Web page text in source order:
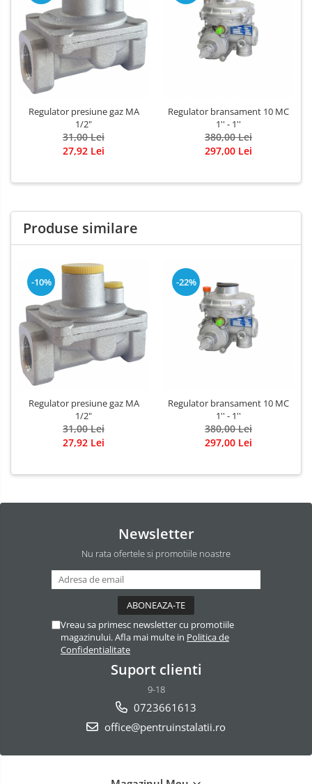
Regulator presiune gaz MA
1/2"
31,00 Lei
27,92 Lei
Regulator bransament 10 MC
1'' - 1''
380,00 Lei
297,00 Lei
Produse similare
-10%
Regulator presiune gaz MA
1/2"
31,00 Lei
27,92 Lei
-22%
Regulator bransament 10 MC
1'' - 1''
380,00 Lei
297,00 Lei
Newsletter
Nu rata ofertele si promotiile noastre
Vreau sa primesc newsletter cu promotiile
magazinului. Afla mai multe in Politica de
Confidentialitate
Suport clienti
9-18
0723661613
office@pentruinstalatii.ro